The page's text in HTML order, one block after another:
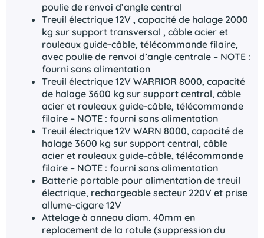
poulie de renvoi d’angle central
Treuil électrique 12V , capacité de halage 2000
kg sur support transversal , câble acier et
rouleaux guide-câble, télécommande filaire,
avec poulie de renvoi d’angle centrale – NOTE :
fourni sans alimentation
Treuil électrique 12V WARRIOR 8000, capacité
de halage 3600 kg sur support central, câble
acier et rouleaux guide-câble, télécommande
filaire – NOTE : fourni sans alimentation
Treuil électrique 12V WARN 8000, capacité de
halage 3600 kg sur support central, câble
acier et rouleaux guide-câble, télécommande
filaire – NOTE : fourni sans alimentation
Batterie portable pour alimentation de treuil
électrique, rechargeable secteur 220V et prise
allume-cigare 12V
Attelage à anneau diam. 40mm en
replacement de la rotule (suppression du